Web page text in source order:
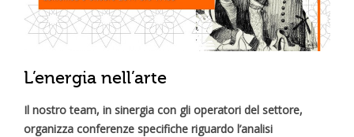
L’energia nell’arte
Il nostro team, in sinergia con gli operatori del settore,
organizza conferenze specifiche riguardo l’analisi